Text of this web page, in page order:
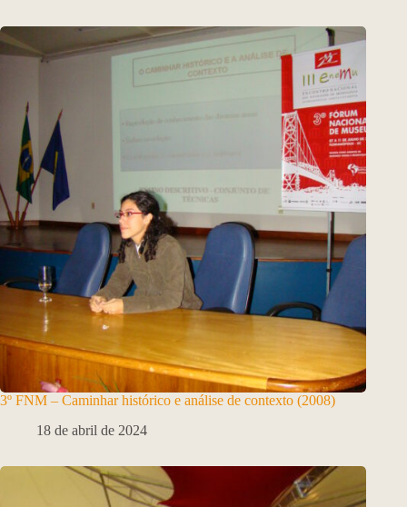
3º FNM – Caminhar histórico e análise de contexto (2008)
18 de abril de 2024